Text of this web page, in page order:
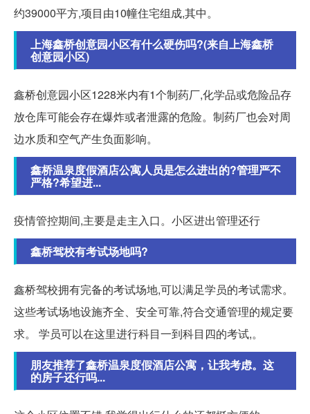
约39000平方,项目由10幢住宅组成,其中。
上海鑫桥创意园小区有什么硬伤吗?(来自上海鑫桥
创意园小区)
鑫桥创意园小区1228米内有1个制药厂,化学品或危险品存
放仓库可能会存在爆炸或者泄露的危险。制药厂也会对周
边水质和空气产生负面影响。
鑫桥温泉度假酒店公寓人员是怎么进出的?管理严不
严格?希望进...
疫情管控期间,主要是走主入口。小区进出管理还行
鑫桥驾校有考试场地吗?
鑫桥驾校拥有完备的考试场地,可以满足学员的考试需求。
这些考试场地设施齐全、安全可靠,符合交通管理的规定要
求。 学员可以在这里进行科目一到科目四的考试,。
朋友推荐了鑫桥温泉度假酒店公寓，让我考虑。这
的房子还行吗...